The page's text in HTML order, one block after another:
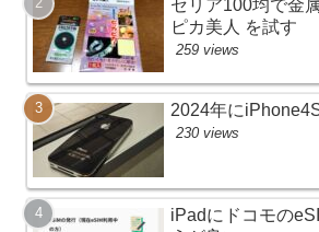
セリア100均で金
ピカ美人 を試す
259 views
2024年に
230 views
iPadにドコモの